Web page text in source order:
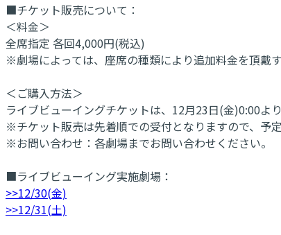
■チケット販売について：
＜料金＞
全席指定 各回4,000円(税込)
※劇場によっては、座席の種類により追加料金を頂戴
＜ご購入方法＞
ライブビューイングチケットは、12月23日(金)0:00よ
※チケット販売は先着順での受付となりますので、予
※お問い合わせ：各劇場までお問い合わせください。
■ライブビューイング実施劇場：
>>12/30(金)
>>12/31(土)